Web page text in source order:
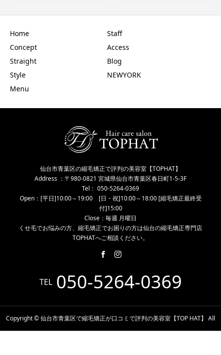
Home
Concept
Straight
Style
Menu
Staff
Access
Blog
NEWYORK
仙台市青葉区の縮毛矯正で評判の美容室【TOPHAT】
Address ：〒980-0821 宮城県仙台市青葉区春日町1-5-3F
Tel： 050-5264-0369
Open：[平日]10:00～19:00 [日・祝]10:00～18:00 [縮毛矯正最終受
付]15:00
Close：毎週 月曜日
くせ毛でお悩みの方、縮毛矯正でお困りの方は仙台の縮毛矯正専門店
TOPHATへご相談ください。
TEL 050-5264-0369
Copyright © 仙台市青葉区で縮毛矯正が口コミで評判の美容室【TOP HAT】 All